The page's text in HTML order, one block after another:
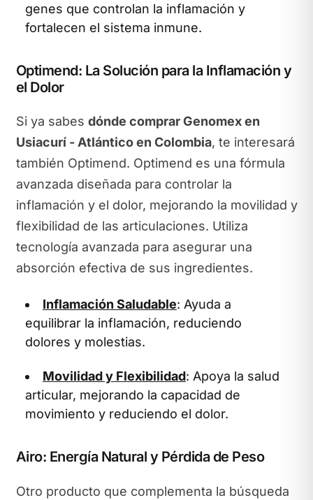
genes que controlan la inflamación y
fortalecen el sistema inmune.
Optimend: La Solución para la Inflamación y
el Dolor
Si ya sabes dónde comprar Genomex en
Usiacurí - Atlántico en Colombia, te interesará
también Optimend. Optimend es una fórmula
avanzada diseñada para controlar la
inflamación y el dolor, mejorando la movilidad y
flexibilidad de las articulaciones. Utiliza
tecnología avanzada para asegurar una
absorción efectiva de sus ingredientes.
Inflamación Saludable: Ayuda a
equilibrar la inflamación, reduciendo
dolores y molestias.
Movilidad y Flexibilidad: Apoya la salud
articular, mejorando la capacidad de
movimiento y reduciendo el dolor.
Airo: Energía Natural y Pérdida de Peso
Otro producto que complementa la búsqueda